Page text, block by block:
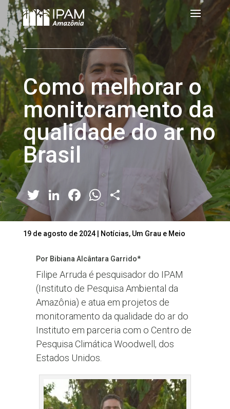
Como melhorar o
monitoramento da
qualidade do ar no
Brasil
Twitter
LinkedIn
Facebook
WhatsApp
Share
19 de agosto de 2024| Notícias, Um Grau e Meio
Por Bibiana Alcântara Garrido*
Filipe Arruda é pesquisador do IPAM
(Instituto de Pesquisa Ambiental da
Amazônia) e atua em projetos de
monitoramento da qualidade do ar do
Instituto em parceria com o Centro de
Pesquisa Climática Woodwell, dos
Estados Unidos.